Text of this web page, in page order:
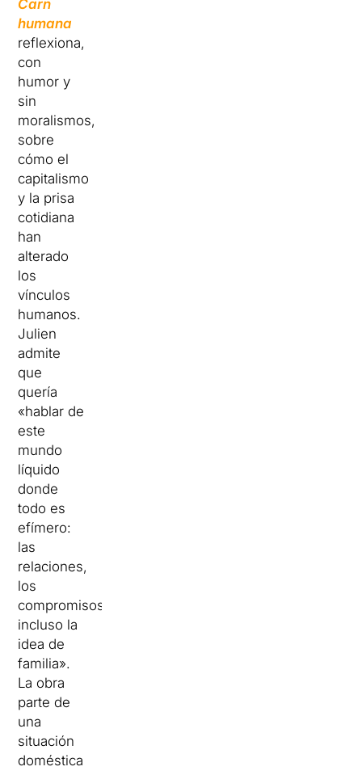
Carn
humana
reflexiona,
con
humor y
sin
moralismos,
sobre
cómo el
capitalismo
y la prisa
cotidiana
han
alterado
los
vínculos
humanos.
Julien
admite
que
quería
«hablar de
este
mundo
líquido
donde
todo es
efímero:
las
relaciones,
los
compromisos,
incluso la
idea de
familia».
La obra
parte de
una
situación
doméstica